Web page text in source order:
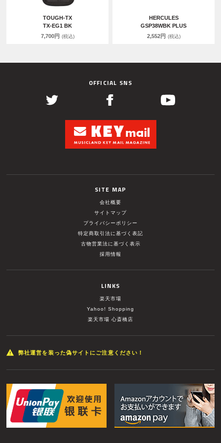
TOUGH-TX
TX-EG1 BK
7,700円 (税込)
HERCULES
GSP38WBK PLUS
2,552円 (税込)
OFFICIAL SNS
SITE MAP
会社概要
サイトマップ
プライバシーポリシー
特定商取引法に基づく表記
古物営業法に基づく表示
採用情報
LINKS
楽天市場
Yahoo! Shopping
楽天市場 心斎橋店
弊社運営を装った偽サイトにご注意ください！